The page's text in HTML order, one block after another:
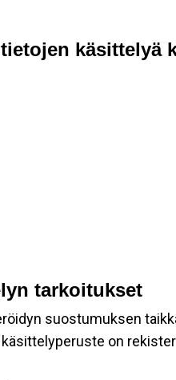
käsittelyä
tarkoitukset
suostumuksen
on